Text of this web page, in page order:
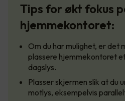
Tips for økt fokus
hjemmekontoret:
Om du har mulighet, er det
plassere hjemmekontoret
dagslys.
Plasser skjermen slik at du
motlys, eksempelvis